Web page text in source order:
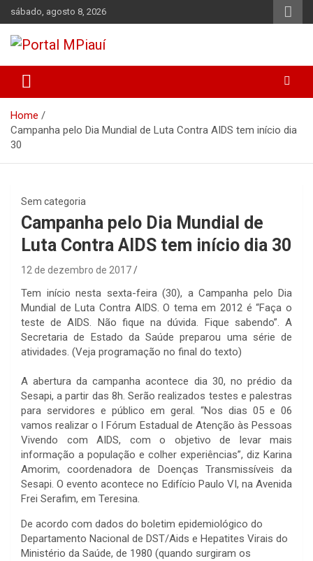
Skip
to
content
sábado, agosto 8, 2026
Portal MPiauí
Parnaíba
Home
Campanha pelo Dia Mundial de Luta Contra AIDS tem início dia
30
Sem categoria
Campanha pelo Dia Mundial de
Luta Contra AIDS tem início dia 30
12 de dezembro de 2017
Tem início nesta sexta-feira (30), a Campanha pelo Dia
Mundial de Luta Contra AIDS. O tema em 2012 é “Faça o
teste de AIDS. Não fique na dúvida. Fique sabendo”. A
Secretaria de Estado da Saúde preparou uma série de
atividades. (Veja programação no final do texto)
A abertura da campanha acontece dia 30, no prédio da
Sesapi, a partir das 8h. Serão realizados testes e palestras
para servidores e público em geral. “Nos dias 05 e 06
vamos realizar o I Fórum Estadual de Atenção às Pessoas
Vivendo com AIDS, com o objetivo de levar mais
informação a população e colher experiências”, diz Karina
Amorim, coordenadora de Doenças Transmissíveis da
Sesapi. O evento acontece no Edifício Paulo VI, na Avenida
Frei Serafim, em Teresina.
De acordo com dados do boletim epidemiológico do
Departamento Nacional de DST/Aids e Hepatites Virais do
Ministério da Saúde, de 1980 (quando surgiram os